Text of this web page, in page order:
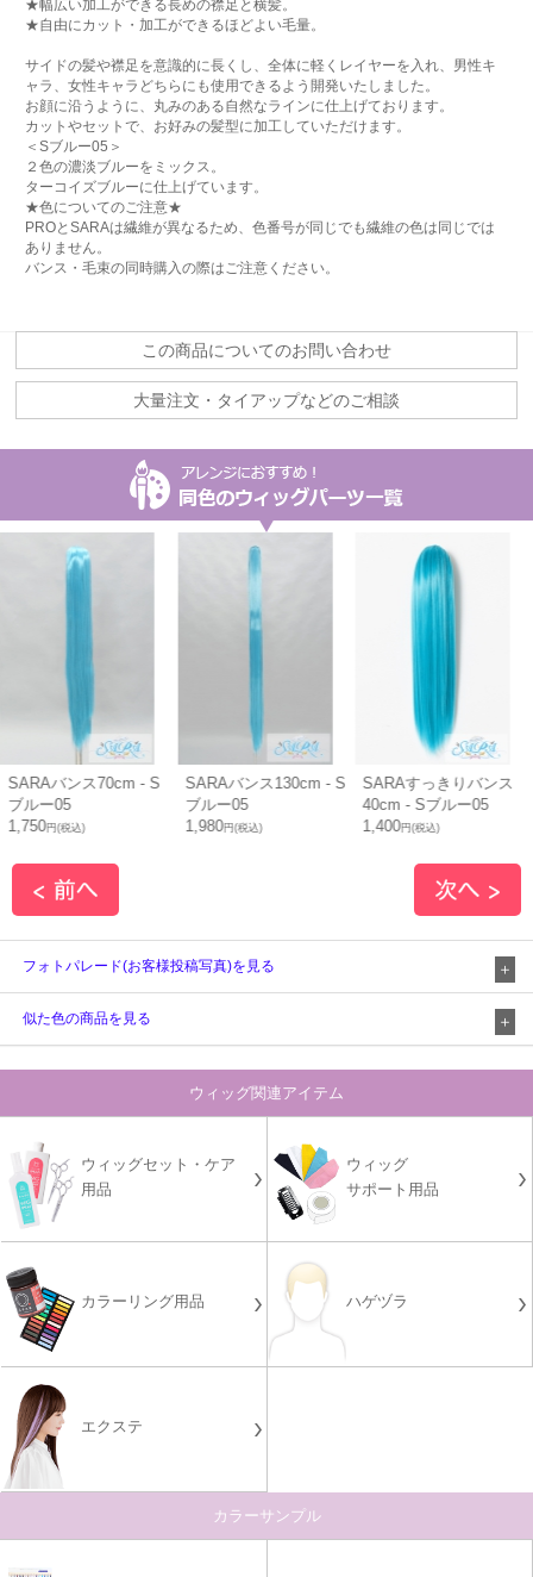
★幅広い加工ができる長めの襟足と横髪。
★自由にカット・加工ができるほどよい毛量。
サイドの髪や襟足を意識的に長くし、全体に軽くレイヤーを入れ、男性キ
ャラ、女性キャラどちらにも使用できるよう開発いたしました。
お顔に沿うように、丸みのある自然なラインに仕上げております。
カットやセットで、お好みの髪型に加工していただけます。
＜Sブルー05＞
２色の濃淡ブルーをミックス。
ターコイズブルーに仕上げています。
★色についてのご注意★
PROとSARAは繊維が異なるため、色番号が同じでも繊維の色は同じでは
ありません。
バンス・毛束の同時購入の際はご注意ください。
この商品についてのお問い合わせ
大量注文・タイアップなどのご相談
バンス70cm - S
05
円(税込)
SARAバンス130cm - S
ブルー05
円(税込)
SARAすっきりバンス
40cm - Sブルー05
円(税込)
フォトパレード(お客様投稿写真)を見る
似た色の商品を見る
ウィッグ関連アイテム
ウィッグセット・ケア
用品
ウィッグ
サポート用品
カラーリング用品 ハゲヅラ
エクステ
カラーサンプル